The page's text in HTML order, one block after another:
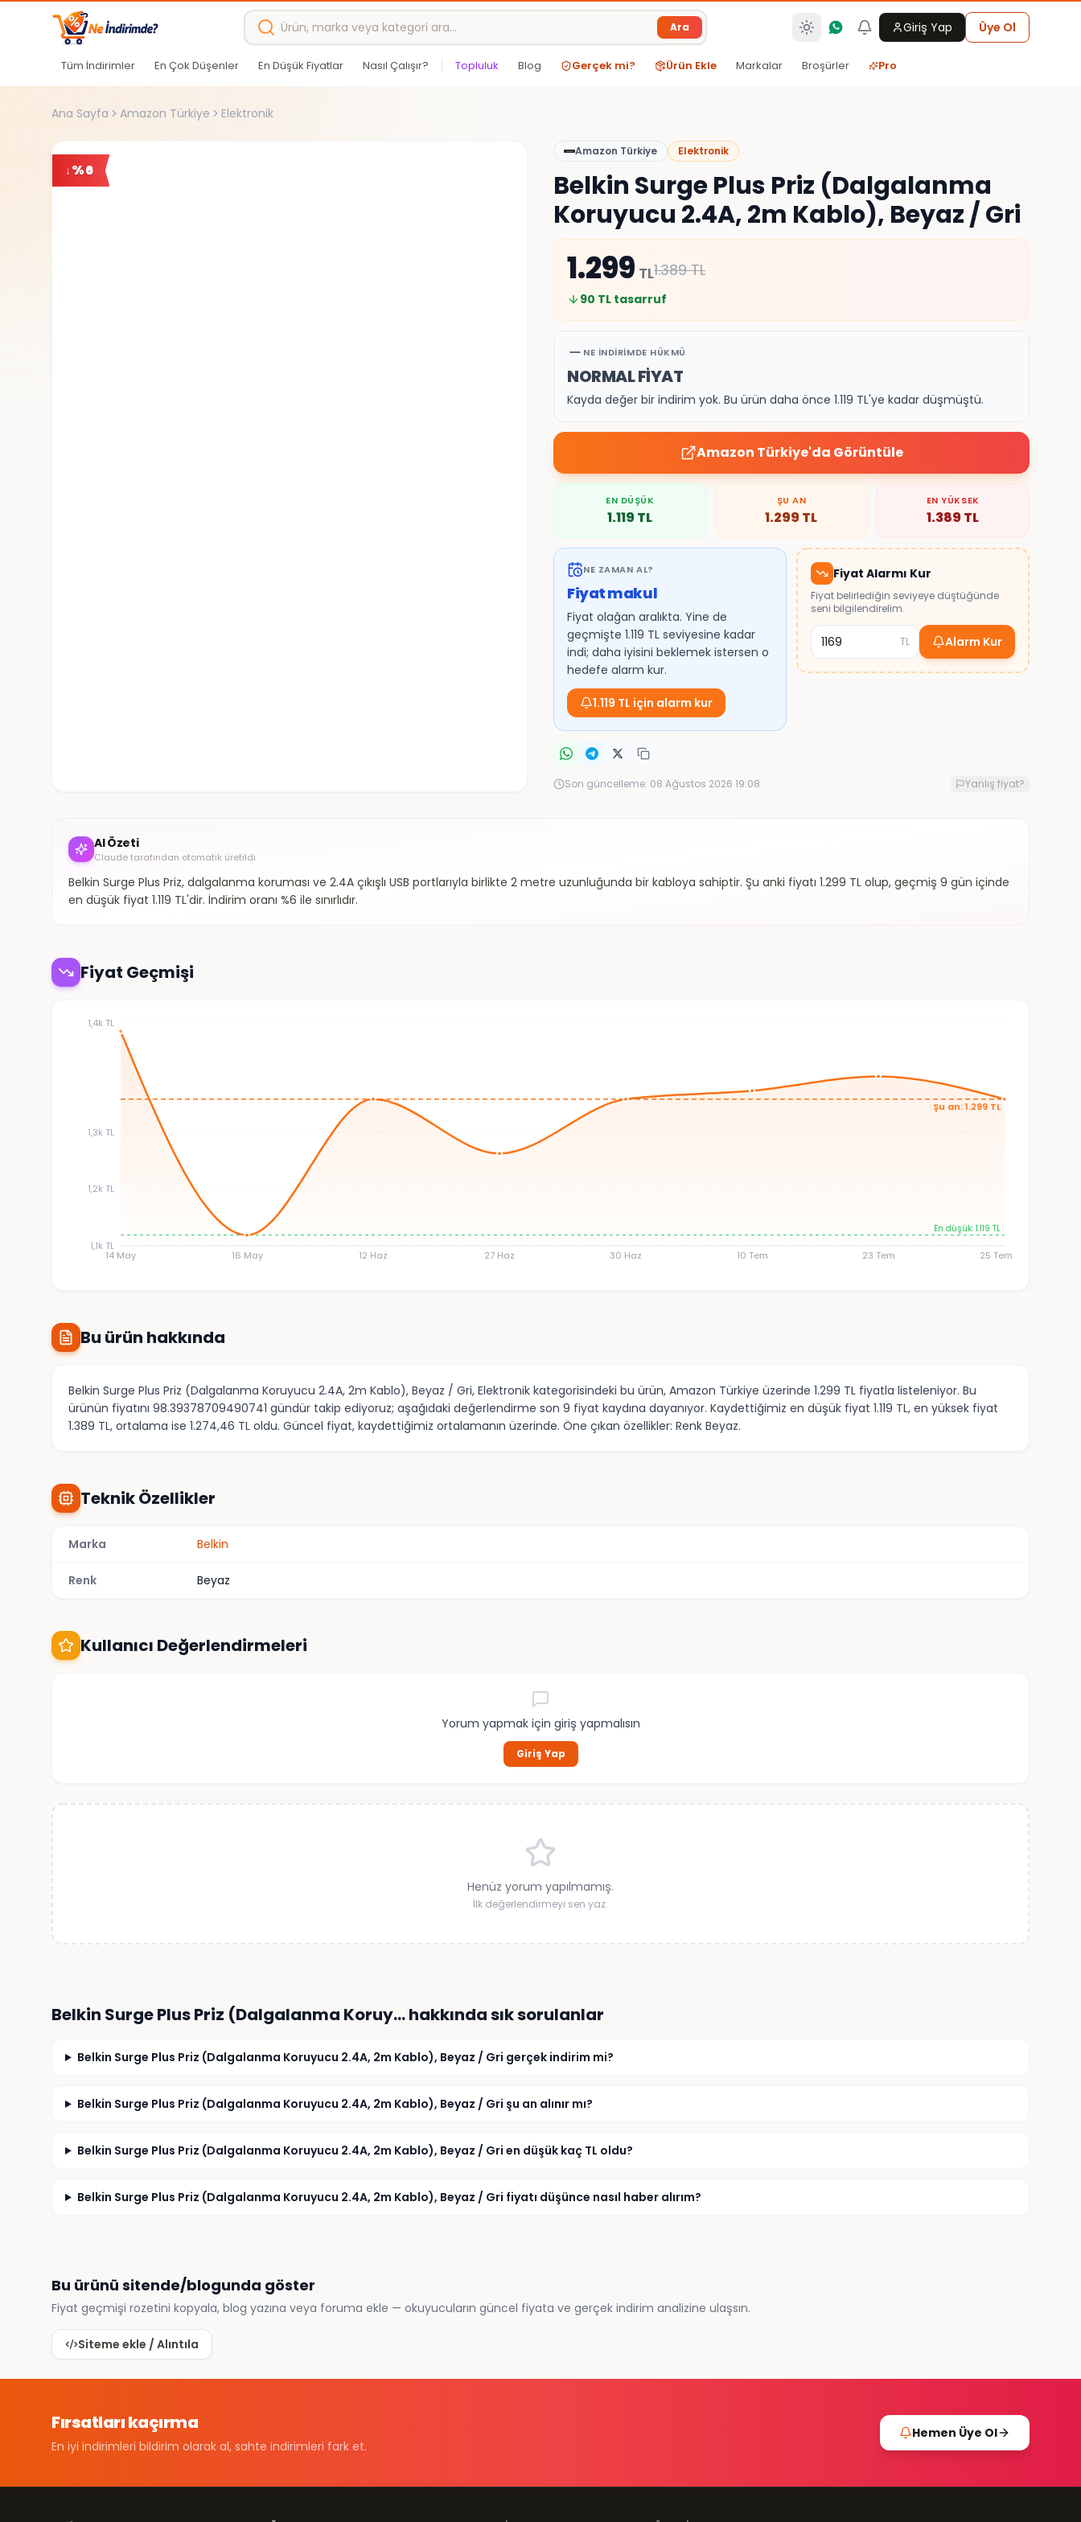
Ana içeriğe atla
Ara Giriş Yap Üye Ol
Tüm İndirimler En Çok Düşenler En Düşük Fiyatlar Nasıl Çalışır? Topluluk Blog Gerçek mi? Ürün Ekle Markalar Broşürler Pro
Ana Sayfa Amazon Türkiye Elektronik
%6
Amazon Türkiye Elektronik
Belkin Surge Plus Priz (Dalgalanma
Koruyucu 2.4A, 2m Kablo), Beyaz / Gri
1.299 TL1.389TL
90 TL tasarruf
NE İNDIRIMDE HÜKMÜ
NORMAL FİYAT
Kayda değer bir indirim yok. Bu ürün daha önce 1.119 TL'ye kadar düşmüştü.
Amazon Türkiye'da Görüntüle
EN DÜŞÜK
1.119TL
ŞU AN
1.299TL
EN YÜKSEK
1.389TL
NE ZAMAN AL?
Fiyat makul
Fiyat olağan aralıkta. Yine de
geçmişte 1.119 TL seviyesine kadar
indi; daha iyisini beklemek istersen o
hedefe alarm kur.
1.119 TL için alarm kur
Fiyat Alarmı Kur
Fiyat belirlediğin seviyeye düştüğünde
seni bilgilendirelim.
TL Alarm Kur
Son güncelleme: 08 Ağustos 2026 19:08 Yanlış fiyat?
AI Özeti
Claude tarafından otomatik üretildi
Belkin Surge Plus Priz, dalgalanma koruması ve 2.4A çıkışlı USB portlarıyla birlikte 2 metre uzunluğunda bir kabloya sahiptir. Şu anki fiyatı 1.299 TL olup, geçmiş 9 gün içinde
en düşük fiyat 1.119 TL'dir. İndirim oranı %6 ile sınırlıdır.
Fiyat Geçmişi
14 May 16 May 12 Haz 27 Haz 30 Haz 10 Tem 23 Tem 25 Tem
1,1k TL
1,2k TL
1,3k TL
1,4k TL
Şu an: 1.299 TL
En düşük: 1.119 TL
Bu ürün hakkında
Belkin Surge Plus Priz (Dalgalanma Koruyucu 2.4A, 2m Kablo), Beyaz / Gri, Elektronik kategorisindeki bu ürün, Amazon Türkiye üzerinde 1.299 TL fiyatla listeleniyor. Bu
ürünün fiyatını 98.39378709490741 gündür takip ediyoruz; aşağıdaki değerlendirme son 9 fiyat kaydına dayanıyor. Kaydettiğimiz en düşük fiyat 1.119 TL, en yüksek fiyat
1.389 TL, ortalama ise 1.274,46 TL oldu. Güncel fiyat, kaydettiğimiz ortalamanın üzerinde. Öne çıkan özellikler: Renk Beyaz.
Teknik Özellikler
Marka Belkin
Renk Beyaz
Kullanıcı Değerlendirmeleri
Yorum yapmak için giriş yapmalısın
Giriş Yap
Henüz yorum yapılmamış.
İlk değerlendirmeyi sen yaz.
Belkin Surge Plus Priz (Dalgalanma Koruy…hakkında sık sorulanlar
Belkin Surge Plus Priz (Dalgalanma Koruyucu 2.4A, 2m Kablo), Beyaz / Gri gerçek indirim mi?
Belkin Surge Plus Priz (Dalgalanma Koruyucu 2.4A, 2m Kablo), Beyaz / Gri şu an alınır mı?
Belkin Surge Plus Priz (Dalgalanma Koruyucu 2.4A, 2m Kablo), Beyaz / Gri en düşük kaç TL oldu?
Belkin Surge Plus Priz (Dalgalanma Koruyucu 2.4A, 2m Kablo), Beyaz / Gri fiyatı düşünce nasıl haber alırım?
Bu ürünü sitende/blogunda göster
Fiyat geçmişi rozetini kopyala, blog yazına veya foruma ekle — okuyucuların güncel fiyata ve gerçek indirim analizine ulaşsın.
Siteme ekle / Alıntıla
Fırsatları kaçırma
En iyi indirimleri bildirim olarak al, sahte indirimleri fark et.
Hemen Üye Ol